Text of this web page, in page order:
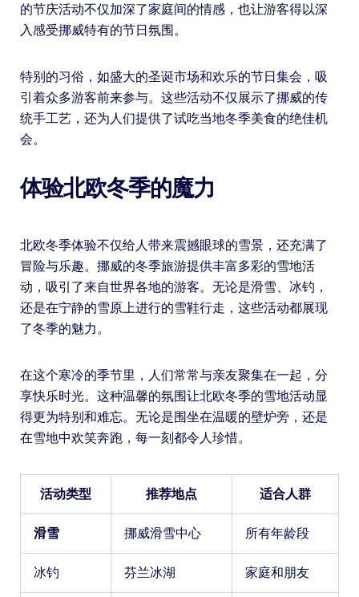
的节庆活动不仅加深了家庭间的情感，也让游客得以深
入感受挪威特有的节日氛围。
特别的习俗，如盛大的圣诞市场和欢乐的节日集会，吸
引着众多游客前来参与。这些活动不仅展示了挪威的传
统手工艺，还为人们提供了试吃当地冬季美食的绝佳机
会。
体验北欧冬季的魔力
北欧冬季体验不仅给人带来震撼眼球的雪景，还充满了
冒险与乐趣。挪威的冬季旅游提供丰富多彩的雪地活
动，吸引了来自世界各地的游客。无论是滑雪、冰钓，
还是在宁静的雪原上进行的雪鞋行走，这些活动都展现
了冬季的魅力。
在这个寒冷的季节里，人们常常与亲友聚集在一起，分
享快乐时光。这种温馨的氛围让北欧冬季的雪地活动显
得更为特别和难忘。无论是围坐在温暖的壁炉旁，还是
在雪地中欢笑奔跑，每一刻都令人珍惜。
活动类型 推荐地点 适合人群
滑雪 挪威滑雪中心 所有年龄段
冰钓 芬兰冰湖 家庭和朋友